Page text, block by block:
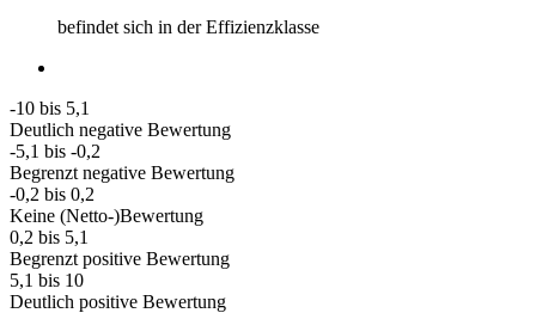
befindet sich in der Effizienzklasse
-10 bis 5,1
Deutlich negative Bewertung
-5,1 bis -0,2
Begrenzt negative Bewertung
-0,2 bis 0,2
Keine (Netto-)Bewertung
0,2 bis 5,1
Begrenzt positive Bewertung
5,1 bis 10
Deutlich positive Bewertung